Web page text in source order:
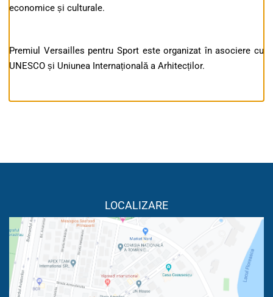
economice și culturale.
Premiul ​​Versailles pentru Sport este organizat în asociere cu
UNESCO și Uniunea Internațională a Arhitecților.
LOCALIZARE